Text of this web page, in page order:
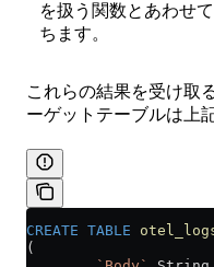
を扱う関数とあわせ
ちます。
これらの結果を受け取
ーゲットテーブルは上
CREATE TABLE
(